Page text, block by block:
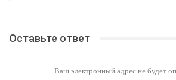
Оставьте ответ
Ваш электронный адрес не будет